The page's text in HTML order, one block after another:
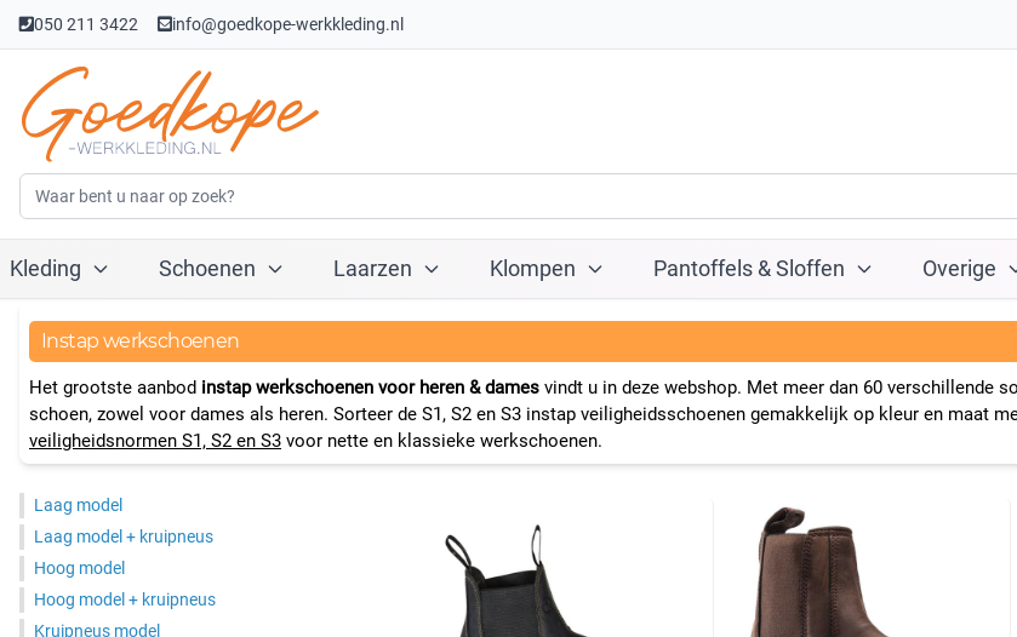
050 211 3422 info@goedkope-werkkleding.nl
Kleding Schoenen Laarzen Klompen Pantoffels & Sloffen Overige
Instap werkschoenen
Het grootste aanbod instap werkschoenen voor heren & dames vindt u in deze webshop. Met meer dan 60 verschillende
schoen, zowel voor dames als heren. Sorteer de S1, S2 en S3 instap veiligheidsschoenen gemakkelijk op kleur en maat
veiligheidsnormen S1, S2 en S3 voor nette en klassieke werkschoenen.
Laag model
Laag model + kruipneus
Hoog model
Hoog model + kruipneus
Kruipneus model